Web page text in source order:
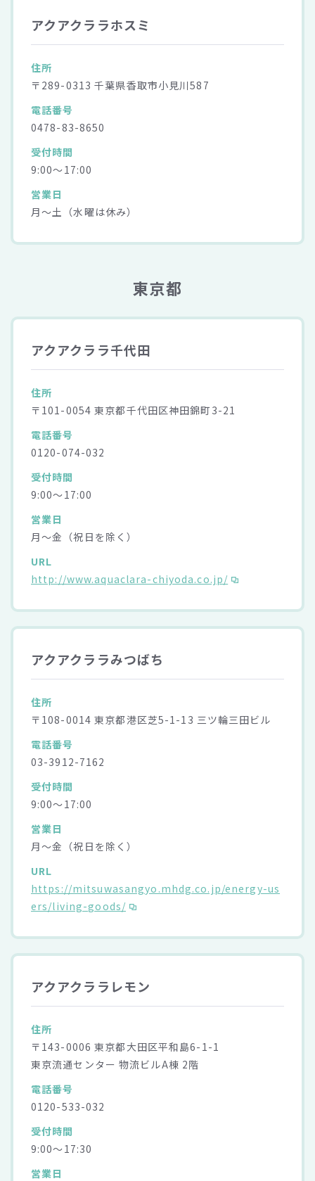
アクアクララホスミ
住所
〒289-0313 千葉県香取市小見川587
電話番号
0478-83-8650
受付時間
9:00～17:00
営業日
月～土（水曜は休み）
東京都
アクアクララ千代田
住所
〒101-0054 東京都千代田区神田錦町3-21
電話番号
0120-074-032
受付時間
9:00～17:00
営業日
月～金（祝日を除く）
URL
http://www.aquaclara-chiyoda.co.jp/
アクアクララみつばち
住所
〒108-0014 東京都港区芝5-1-13 三ツ輪三田ビル
電話番号
03-3912-7162
受付時間
9:00～17:00
営業日
月～金（祝日を除く）
URL
https://mitsuwasangyo.mhdg.co.jp/energy-us
ers/living-goods/
アクアクララレモン
住所
〒143-0006 東京都大田区平和島6-1-1
東京流通センター 物流ビルA棟 2階
電話番号
0120-533-032
受付時間
9:00～17:30
営業日